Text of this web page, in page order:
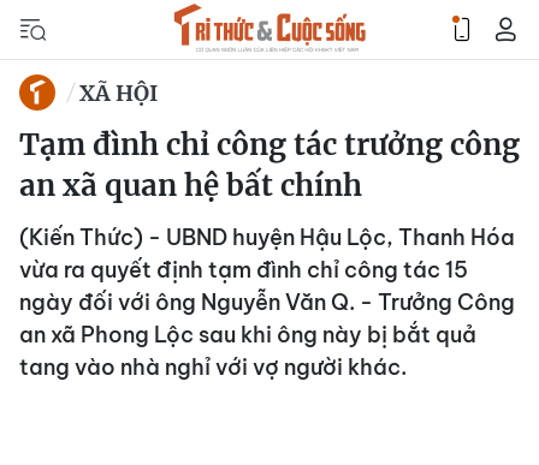
XÃ HỘI
Tạm đình chỉ công tác trưởng công
an xã quan hệ bất chính
(Kiến Thức) - UBND huyện Hậu Lộc, Thanh Hóa
vừa ra quyết định tạm đình chỉ công tác 15
ngày đối với ông Nguyễn Văn Q. - Trưởng Công
an xã Phong Lộc sau khi ông này bị bắt quả
tang vào nhà nghỉ với vợ người khác.